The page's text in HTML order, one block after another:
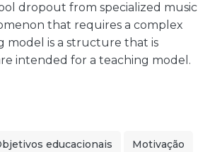
dropout from specialized music
that requires a complex
model is a structure that is
intended for a teaching model.
educacionais Motivação